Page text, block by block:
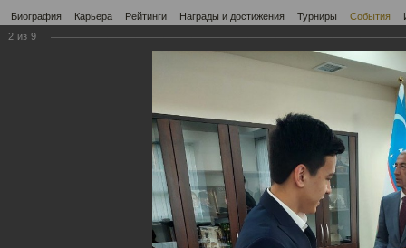
Биография Карьера Рейтинги Награды и достижения Турниры События
Фотогалерея
2 из 9